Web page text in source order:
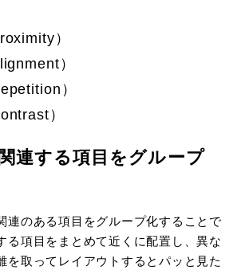
）
）
）
）
連する項目をグループ
連のある項目をグループ化することで
る項目をまとめて近くに配置し、異な
を取ってレイアウトするとパッと見た